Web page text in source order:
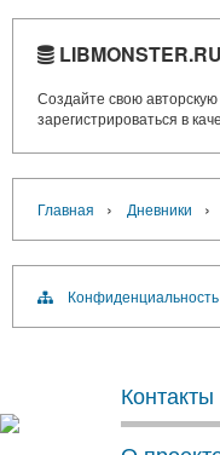
Создайте свою
зарегистрироваться в
Главная › Дневники ›
Конфиденциальность